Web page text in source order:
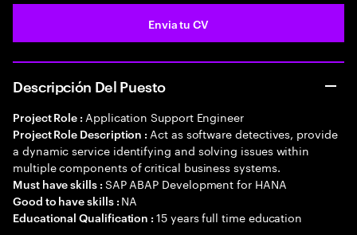
Envia tu CV
Descripción Del Puesto
Project Role : Application Support Engineer
Project Role Description : Act as software detectives, provide
a dynamic service identifying and solving issues within
multiple components of critical business systems.
Must have skills : SAP ABAP Development for HANA
Good to have skills : NA
Educational Qualification :15 years full time education